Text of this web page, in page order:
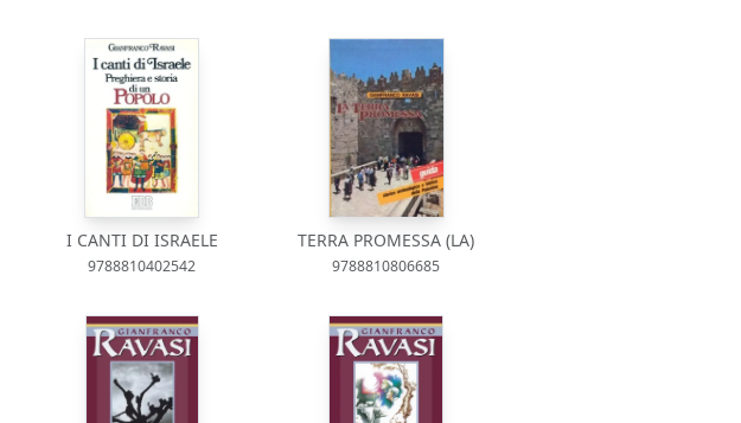
I CANTI DI ISRAELE
9788810402542
TERRA PROMESSA (LA)
9788810806685